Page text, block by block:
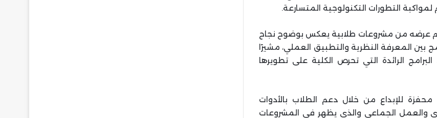
التطورات التكنولوجية المتسارعة.
عرضه من مشروعات طلابية يعكس بوضوح نجاح
المعرفة النظرية والتطبيق العملي، مشيرًا
الرائدة التي تحرص الكلية على تطويرها
للإبداع من خلال دعم الطلاب بالأدوات
والعمل الجماعي والذي يظهر في المشروعات